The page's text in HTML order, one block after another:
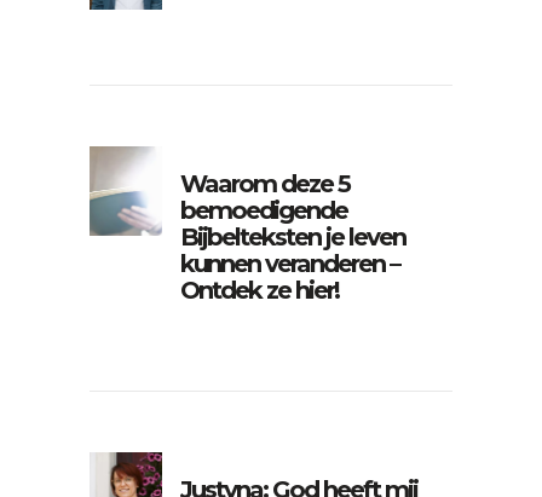
Waarom deze 5
bemoedigende
Bijbelteksten je leven
kunnen veranderen –
Ontdek ze hier!
Justyna: God heeft mij